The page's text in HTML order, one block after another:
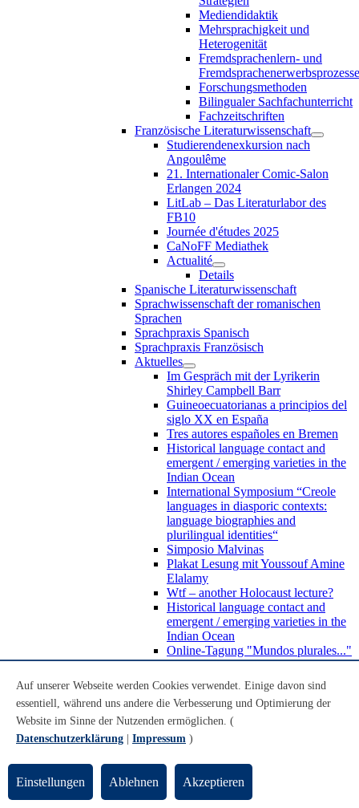
Mediendidaktik
Mehrsprachigkeit und
Heterogenität
Fremdsprachenlern- und
Fremdsprachenerwerbsprozesse
Forschungsmethoden
Bilingualer Sachfachunterricht
Fachzeitschriften
Französische Literaturwissenschaft
Studierendenexkursion nach
Angoulême
21. Internationaler Comic-Salon
Erlangen 2024
LitLab – Das Literaturlabor des
FB10
Journée d'études 2025
CaNoFF Mediathek
Actualité
Details
Spanische Literaturwissenschaft
Sprachwissenschaft der romanischen
Sprachen
Sprachpraxis Spanisch
Sprachpraxis Französisch
Aktuelles
Im Gespräch mit der Lyrikerin
Shirley Campbell Barr
Guineoecuatorianas a principios del
siglo XX en España
Tres autores españoles en Bremen
Historical language contact and
emergent / emerging varieties in the
Indian Ocean
International Symposium “Creole
languages in diasporic contexts:
language biographies and
plurilingual identities“
Simposio Malvinas
Plakat Lesung mit Youssouf Amine
Elalamy
Wtf – another Holocaust lecture?
Historical language contact and
emergent / emerging varieties in the
Indian Ocean
Online-Tagung "Mundos plurales..."
Beratung und Kontakt
Abschlussarbeiten
Auslandsstudium
Forschung
WoC Lab
Spanische Black Diaspora
Habilitationen
Nachwuchsförderung
Forschungsinstitute und
Auf unserer Webseite werden Cookies verwendet. Einige davon sind
essentiell, während uns andere die Verbesserung und Optimierung der
Website im Sinne der Nutzenden ermöglichen. (
Datenschutzerklärung
Impressum )
Einstellungen Ablehnen Akzeptieren